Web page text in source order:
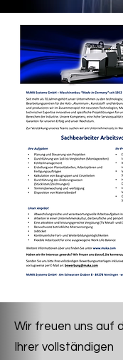
Wir freuen uns auf
Ihrer vollständigen